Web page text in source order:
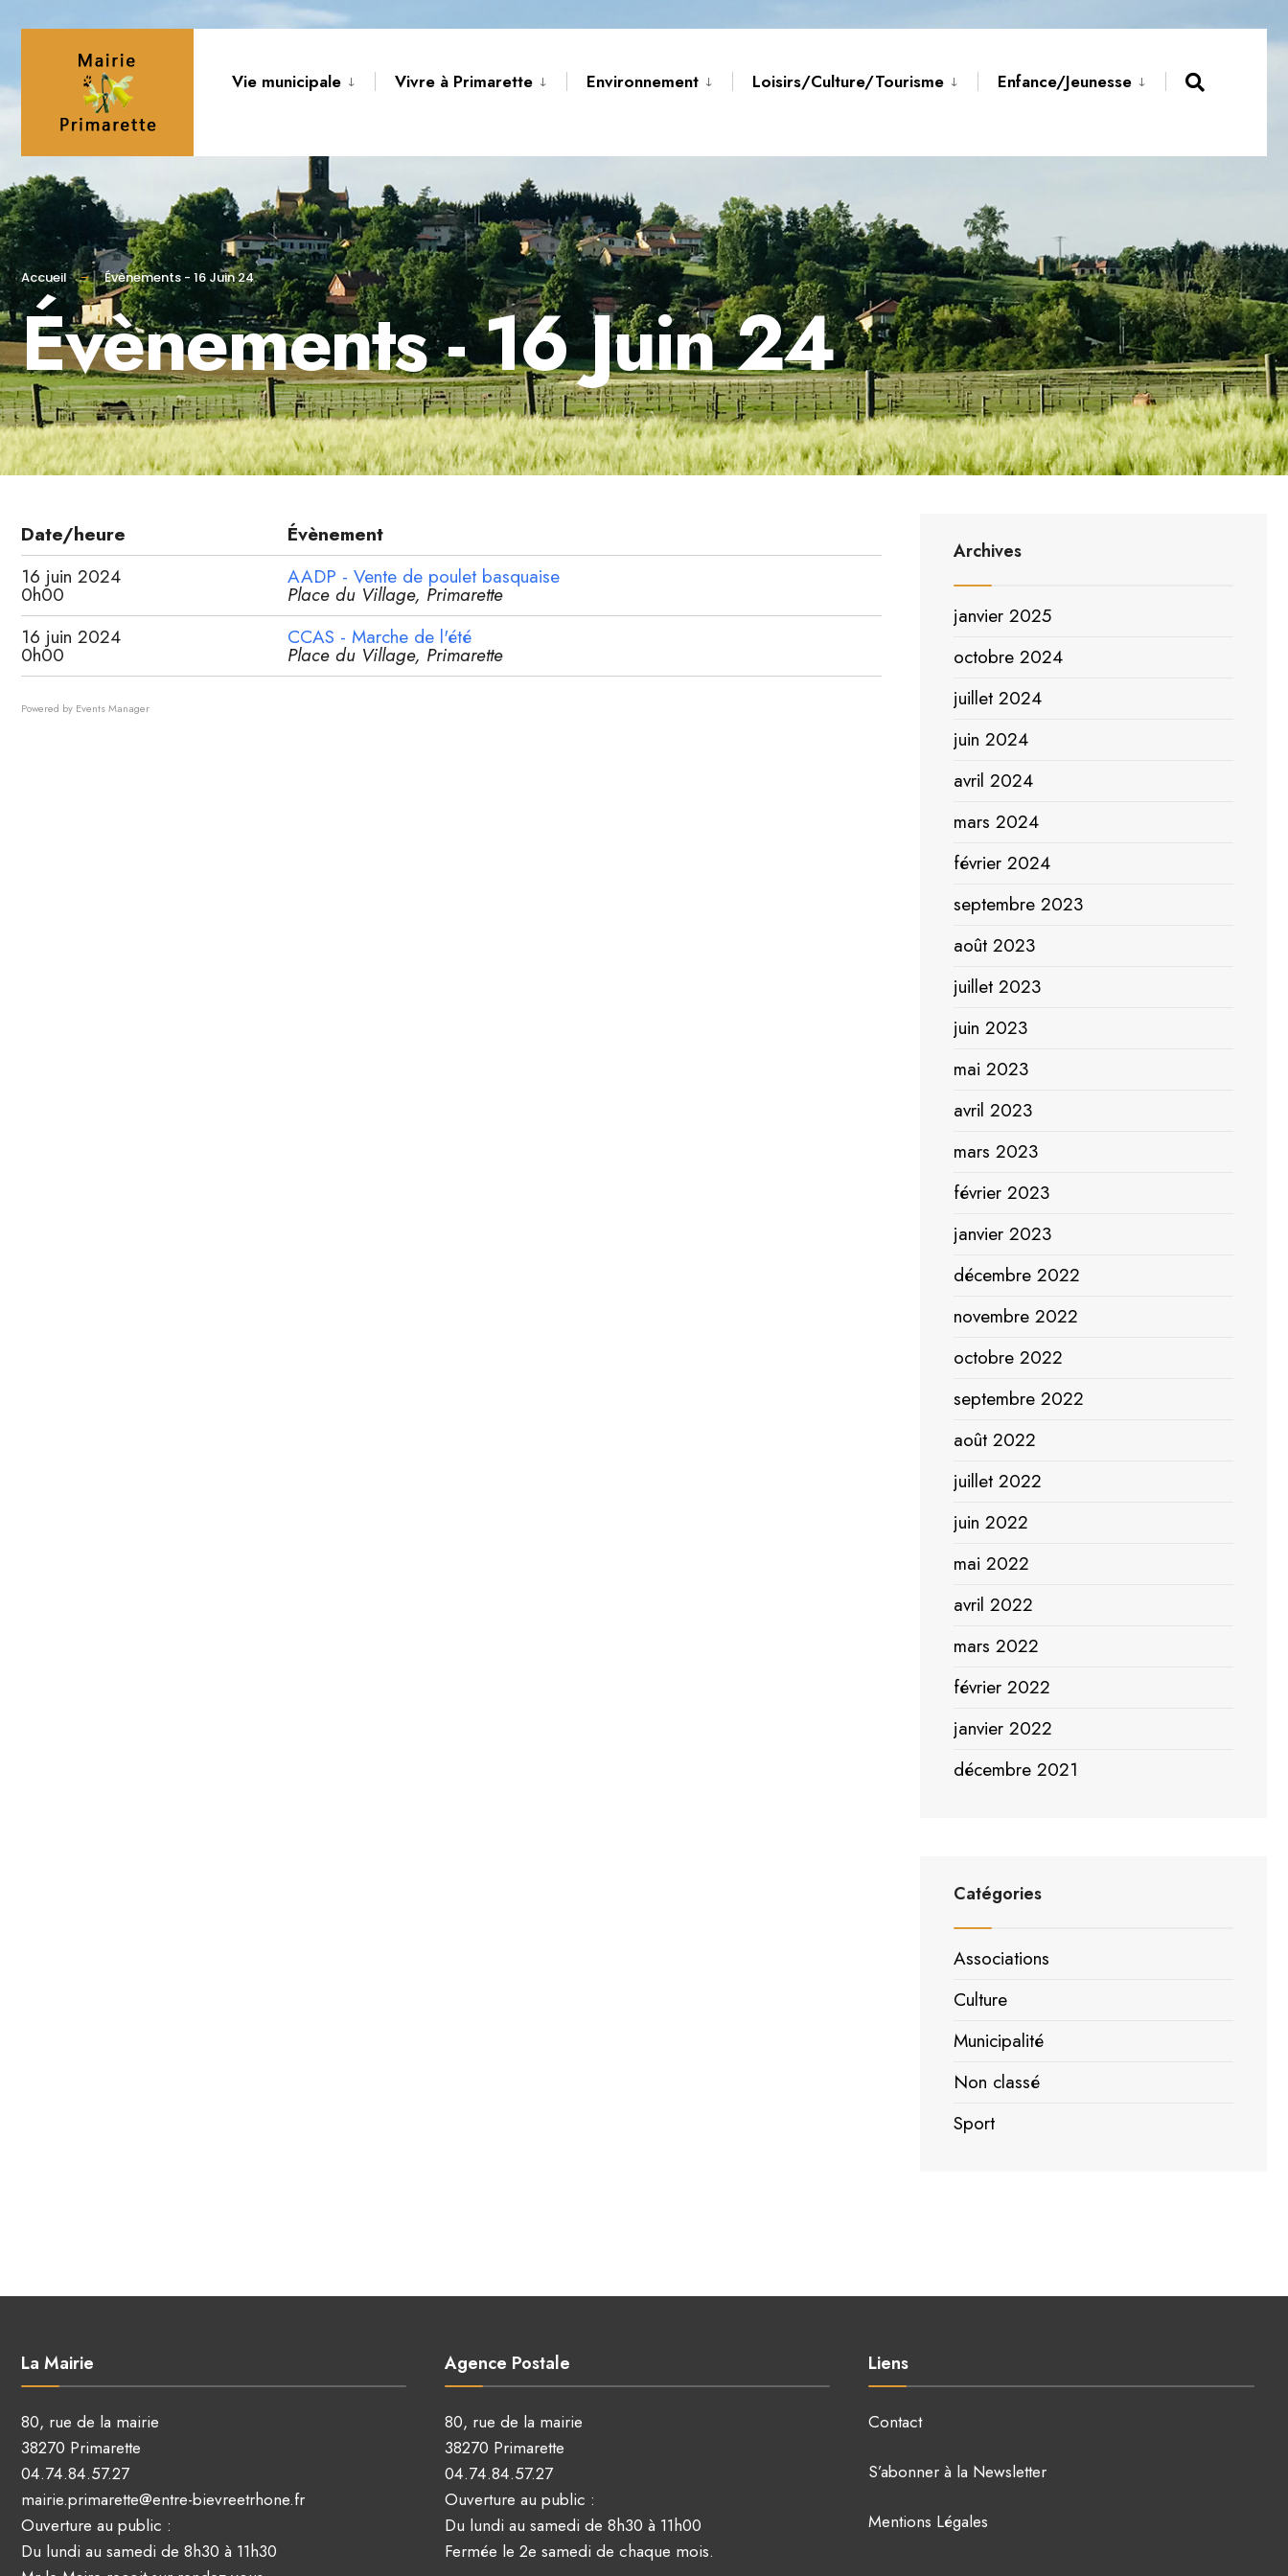
Vie municipale Vivre à Primarette Environnement Loisirs/Culture/Tourisme Enfance/Jeunesse
Accueil Évènements - 16 Juin 24
Évènements - 16 Juin 24
Date/heure
Évènement
16 juin 2024
0h00
AADP - Vente de poulet basquaise
Place du Village, Primarette
16 juin 2024
0h00
CCAS - Marche de l'été
Place du Village, Primarette
Powered by Events Manager
Archives
janvier 2025
octobre 2024
juillet 2024
juin 2024
avril 2024
mars 2024
février 2024
septembre 2023
août 2023
juillet 2023
juin 2023
mai 2023
avril 2023
mars 2023
février 2023
janvier 2023
décembre 2022
novembre 2022
octobre 2022
septembre 2022
août 2022
juillet 2022
juin 2022
mai 2022
avril 2022
mars 2022
février 2022
janvier 2022
décembre 2021
Catégories
Associations
Culture
Municipalité
Non classé
Sport
La Mairie
80, rue de la mairie
38270 Primarette
04.74.84.57.27
mairie.primarette@entre-bievreetrhone.fr
Ouverture au public :
Du lundi au samedi de 8h30 à 11h30
Agence Postale
80, rue de la mairie
38270 Primarette
04.74.84.57.27
Ouverture au public :
Du lundi au samedi de 8h30 à 11h00
Fermée le 2e samedi de chaque mois.
Liens
Contact
S’abonner à la Newsletter
Mentions Légales